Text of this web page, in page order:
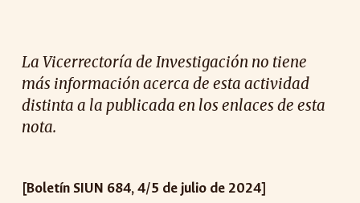
La Vicerrectoría de Investigación no tiene
más información acerca de esta actividad
distinta a la publicada en los enlaces de esta
nota.
[Boletín SIUN 684, 4/5 de julio de 2024]